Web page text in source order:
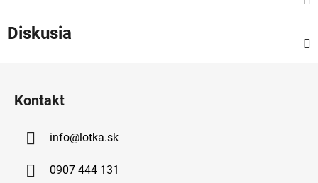
Diskusia
Kontakt
info@lotka.sk
0907 444 131